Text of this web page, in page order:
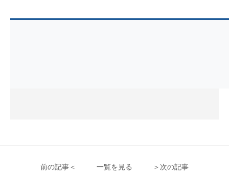
前の記事＜ 一覧を見る ＞次の記事